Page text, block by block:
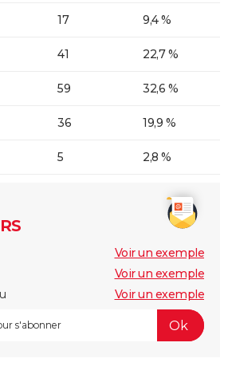
17 9,4 %
41 22,7 %
59 32,6 %
36 19,9 %
5 2,8 %
Voir un exemple
Voir un exemple
Voir un exemple